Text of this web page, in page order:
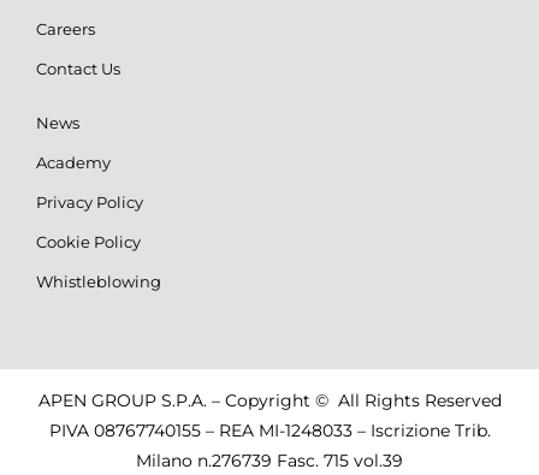
Careers
Contact Us
News
Academy
Privacy Policy
Cookie Policy
Whistleblowing
APEN GROUP S.P.A. – Copyright © All Rights Reserved
PIVA 08767740155 – REA MI-1248033 – Iscrizione Trib.
Milano n.276739 Fasc. 715 vol.39